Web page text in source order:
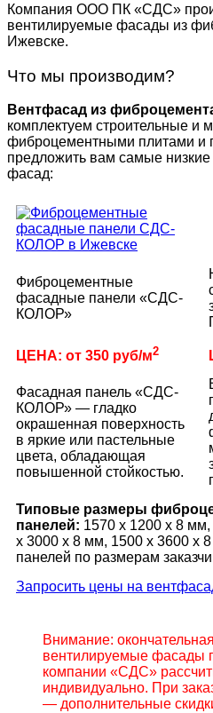
Компания ООО ПК «СДС»
вентилируемые фасады из
Ижевске.
Что мы производим?
Вентфасад из
комплектуем строительные и
фиброцементными плитами и
предложить вам самые
фасад:
Фиброцементные
фасадные панели «СДС-
КОЛОР»
ЦЕНА: от 350 руб/м2
Фасадная панель «СДС-
КОЛОР» — гладко
окрашенная поверхность
в яркие или пастельные
цвета, обладающая
повышенной стойкостью.
Типовые размеры
панелей: 1570 х 1200 х 8
x 3000 x 8 мм, 1500 x 3600 x
панелей по размерам
Запросить цены на
Внимание:
вентилируемые фасады
компании «СДС»
индивидуально. При
— дополнительные